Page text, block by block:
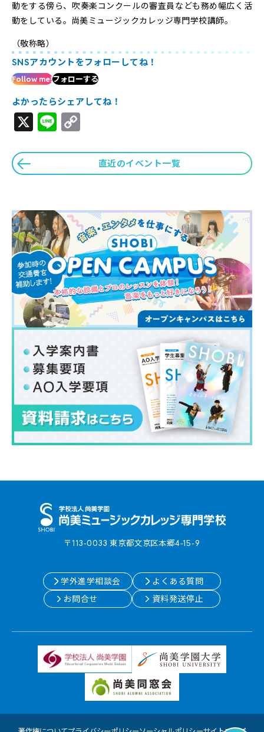
動をする傍ら、吹奏楽コンクールの審査員なども務め幅広く活
動をしている。尚美ミュージックカレッジ専門学校講師。
（敬称略）
SNSアカウントをフォローしてね！
Follow me!フォローする
よかったらシェアしてね！
X Line
直近のイベント一覧
〒113-0033 東京都⽂京区本郷4-15-9
学外進学相談会
よくある質問
お問合せ
資料発送停止